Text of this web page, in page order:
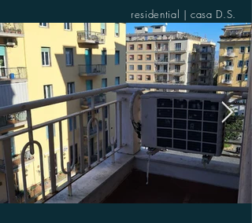
residential | casa D.S.